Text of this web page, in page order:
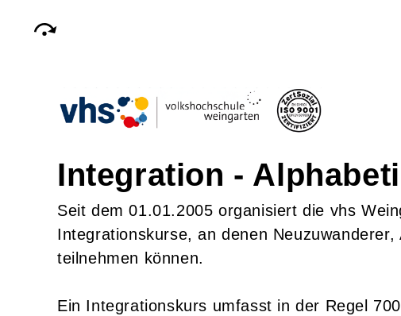
Integration -
Seit dem 01.01.2005 organisiert die vhs
Integrationskurse, an denen
teilnehmen können.
Ein Integrationskurs umfasst in der Regel